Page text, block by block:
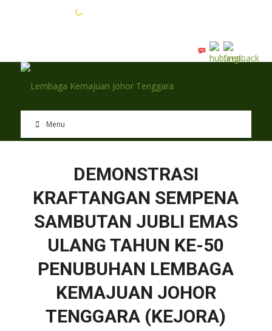
Menu
DEMONSTRASI
KRAFTANGAN SEMPENA
SAMBUTAN JUBLI EMAS
ULANG TAHUN KE-50
PENUBUHAN LEMBAGA
KEMAJUAN JOHOR
TENGGARA (KEJORA)